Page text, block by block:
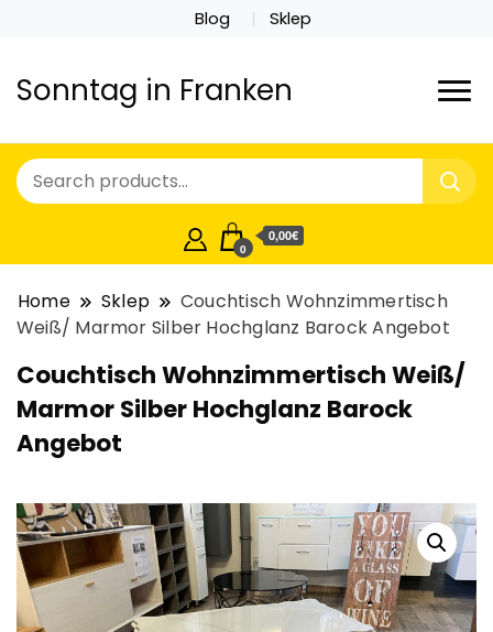
Blog Sklep
Sonntag in Franken
0
0,00€
Home Sklep
Couchtisch Wohnzimmertisch
Weiß/ Marmor Silber Hochglanz Barock Angebot
Couchtisch Wohnzimmertisch Weiß/
Marmor Silber Hochglanz Barock
Angebot